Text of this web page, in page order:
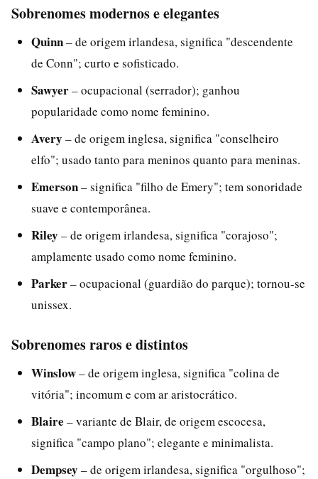
Sobrenomes modernos e elegantes
Quinn– de origem irlandesa, significa "descendente
de Conn"; curto e sofisticado.
Sawyer– ocupacional (serrador); ganhou
popularidade como nome feminino.
Avery – de origem inglesa, significa "conselheiro
elfo"; usado tanto para meninos quanto para meninas.
Emerson– significa "filho de Emery"; tem sonoridade
suave e contemporânea.
Riley – de origem irlandesa, significa "corajoso";
amplamente usado como nome feminino.
Parker– ocupacional (guardião do parque); tornou-se
unissex.
Sobrenomes raros e distintos
Winslow– de origem inglesa, significa "colina de
vitória"; incomum e com ar aristocrático.
Blaire – variante de Blair, de origem escocesa,
significa "campo plano"; elegante e minimalista.
Dempsey – de origem irlandesa, significa "orgulhoso";